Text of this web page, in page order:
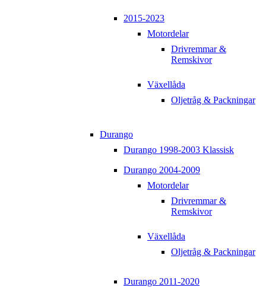
2015-2023
Motordelar
Drivremmar &
Remskivor
Växellåda
Oljetråg & Packningar
Durango
Durango 1998-2003 Klassisk
Durango 2004-2009
Motordelar
Drivremmar &
Remskivor
Växellåda
Oljetråg & Packningar
Durango 2011-2020